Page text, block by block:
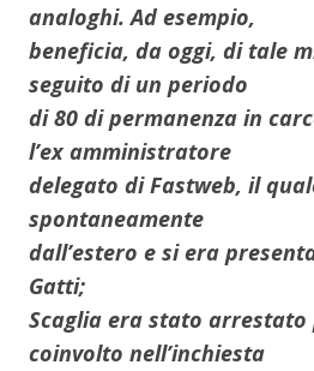
analoghi. Ad esempio,
beneficia, da oggi, di tale
seguito di un periodo
di 80 di permanenza in
l’ex amministratore
delegato di Fastweb, il
spontaneamente
dall’estero e si era
Gatti;
Scaglia era stato
coinvolto nell’inchiesta